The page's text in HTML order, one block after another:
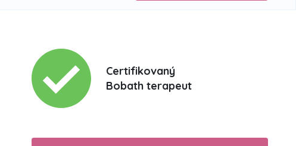
Certifikovaný
Bobath terapeut